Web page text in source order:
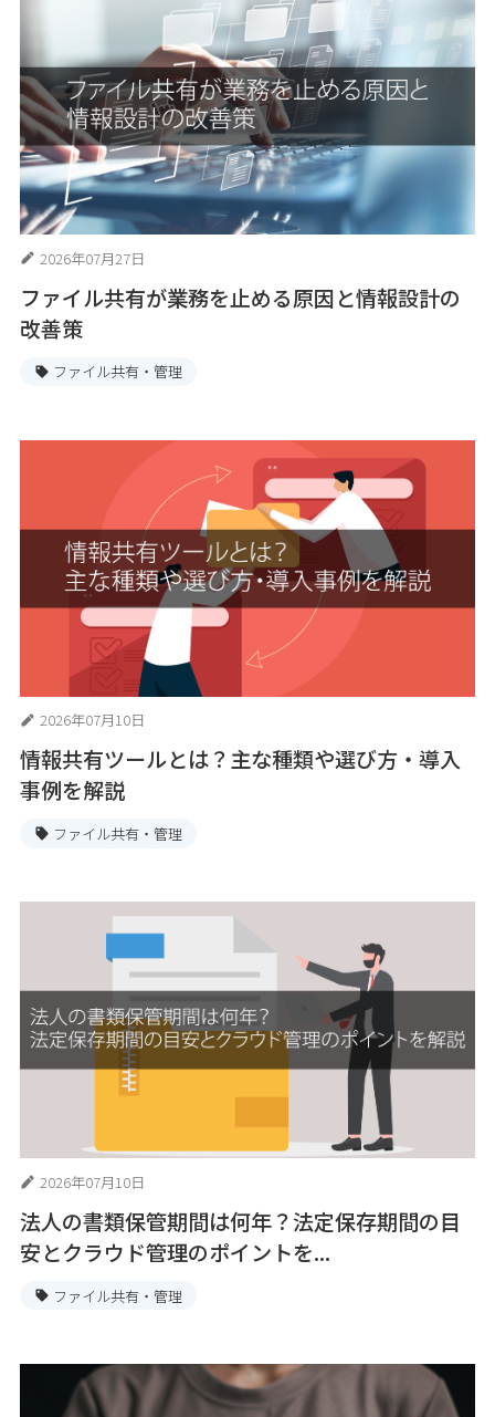
2026年07月27日
ファイル共有が業務を止める原因と情報設計の
改善策
ファイル共有・管理
2026年07月10日
情報共有ツールとは？主な種類や選び方・導入
事例を解説
ファイル共有・管理
2026年07月10日
法人の書類保管期間は何年？法定保存期間の目
安とクラウド管理のポイントを...
ファイル共有・管理